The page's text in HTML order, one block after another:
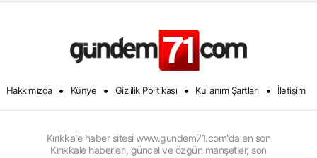
Hakkımızda • Künye • Gizlilik Politikası • Kullanım Şartları • İletişim
Kırıkkale haber sitesi www.gundem71.com'da en son
Kırıkkale haberleri, güncel ve özgün manşetler, son